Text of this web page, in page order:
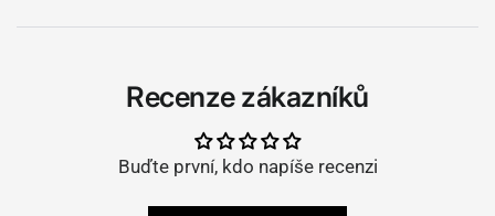
Recenze zákazníků
Buďte první, kdo napíše recenzi